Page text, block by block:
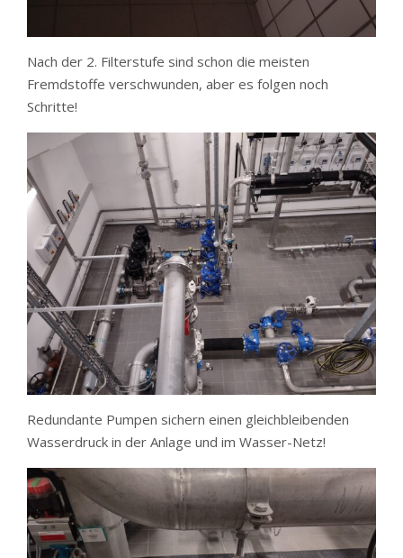
Nach der 2. Filterstufe sind schon die meisten
Fremdstoffe verschwunden, aber es folgen noch
Schritte!
Redundante Pumpen sichern einen gleichbleibenden
Wasserdruck in der Anlage und im Wasser-Netz!